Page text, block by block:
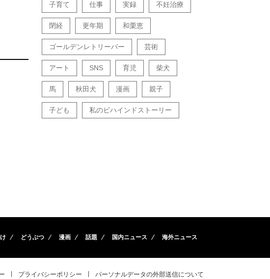
子育て 仕事 実録 不妊治療
閉経 更年期 和栗恵
ゴールデンレトリーバー 芸術
アート SNS 育児 柴犬
馬 秋田犬 漫画 親子
子ども 私のビハインドストーリー
どうぶつ 漫画 話題 国内ニュース 海外ニュース
プライバシーポリシー パーソナルデータの外部送信について